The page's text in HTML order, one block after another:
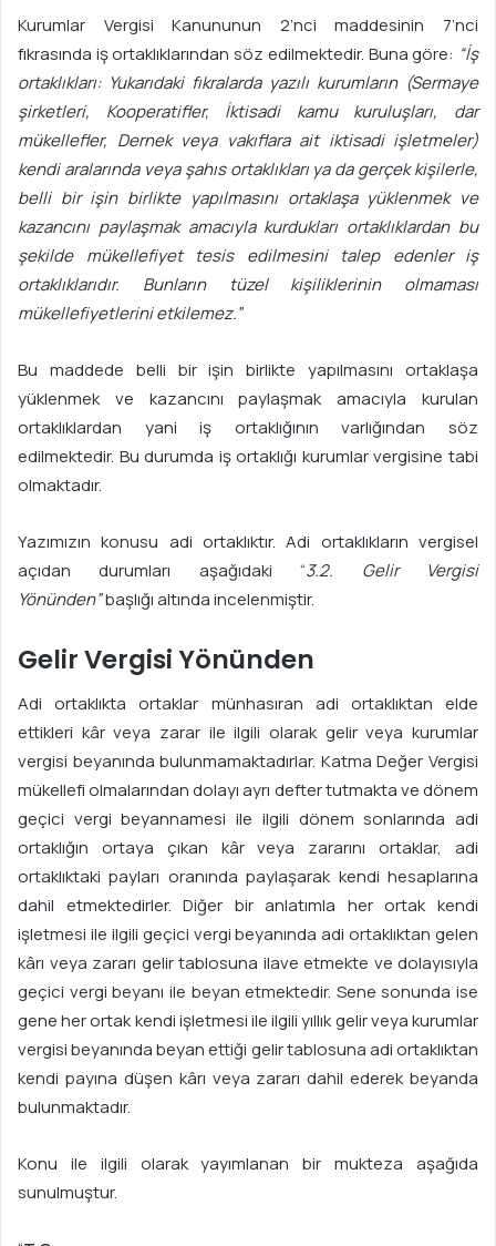
Kurumlar Vergisi Kanununun 2’nci maddesinin 7’nci
fıkrasında iş ortaklıklarından söz edilmektedir. Buna göre: “İş
ortaklıkları: Yukarıdaki fıkralarda yazılı kurumların (Sermaye
şirketleri, Kooperatifler, İktisadi kamu kuruluşları, dar
mükellefler, Dernek veya vakıflara ait iktisadi işletmeler)
kendi aralarında veya şahıs ortaklıkları ya da gerçek kişilerle,
belli bir işin birlikte yapılmasını ortaklaşa yüklenmek ve
kazancını paylaşmak amacıyla kurdukları ortaklıklardan bu
şekilde mükellefiyet tesis edilmesini talep edenler iş
ortaklıklarıdır. Bunların tüzel kişiliklerinin olmaması
mükellefiyetlerini etkilemez.”
Bu maddede belli bir işin birlikte yapılmasını ortaklaşa
yüklenmek ve kazancını paylaşmak amacıyla kurulan
ortaklıklardan yani iş ortaklığının varlığından söz
edilmektedir. Bu durumda iş ortaklığı kurumlar vergisine tabi
olmaktadır.
Yazımızın konusu adi ortaklıktır. Adi ortaklıkların vergisel
açıdan durumları aşağıdaki “3.2. Gelir Vergisi
Yönünden”başlığı altında incelenmiştir.
Gelir Vergisi Yönünden
Adi ortaklıkta ortaklar münhasıran adi ortaklıktan elde
ettikleri kâr veya zarar ile ilgili olarak gelir veya kurumlar
vergisi beyanında bulunmamaktadırlar. Katma Değer Vergisi
mükellefi olmalarından dolayı ayrı defter tutmakta ve dönem
geçici vergi beyannamesi ile ilgili dönem sonlarında adi
ortaklığın ortaya çıkan kâr veya zararını ortaklar, adi
ortaklıktaki payları oranında paylaşarak kendi hesaplarına
dahil etmektedirler. Diğer bir anlatımla her ortak kendi
işletmesi ile ilgili geçici vergi beyanında adi ortaklıktan gelen
kârı veya zararı gelir tablosuna ilave etmekte ve dolayısıyla
geçici vergi beyanı ile beyan etmektedir. Sene sonunda ise
gene her ortak kendi işletmesi ile ilgili yıllık gelir veya kurumlar
vergisi beyanında beyan ettiği gelir tablosuna adi ortaklıktan
kendi payına düşen kârı veya zararı dahil ederek beyanda
bulunmaktadır.
Konu ile ilgili olarak yayımlanan bir mukteza aşağıda
sunulmuştur.